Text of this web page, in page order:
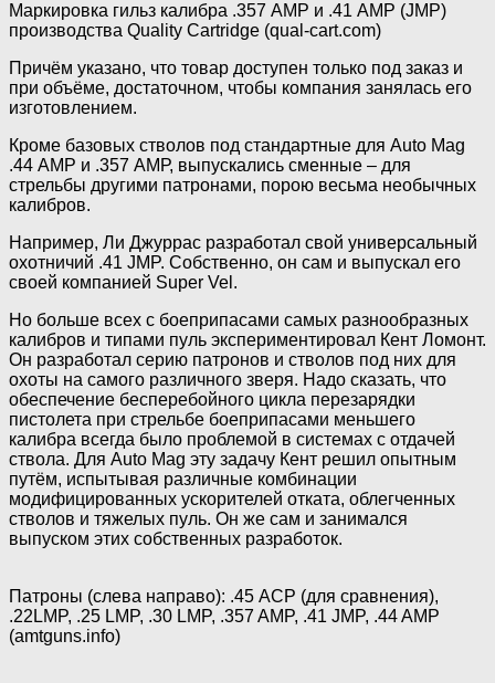
Маркировка гильз калибра .357 AMP и .41 АМР (JMP)
производства Quality Cartridge (qual-cart.com)
Причём указано, что товар доступен только под заказ и
при объёме, достаточном, чтобы компания занялась его
изготовлением.
Кроме базовых стволов под стандартные для Auto Mag
.44 АМР и .357 АМР, выпускались сменные – для
стрельбы другими патронами, порою весьма необычных
калибров.
Например, Ли Джуррас разработал свой универсальный
охотничий .41 JMP. Собственно, он сам и выпускал его
своей компанией Super Vel.
Но больше всех с боеприпасами самых разнообразных
калибров и типами пуль экспериментировал Кент Ломонт.
Он разработал серию патронов и стволов под них для
охоты на самого различного зверя. Надо сказать, что
обеспечение бесперебойного цикла перезарядки
пистолета при стрельбе боеприпасами меньшего
калибра всегда было проблемой в системах с отдачей
ствола. Для Auto Mag эту задачу Кент решил опытным
путём, испытывая различные комбинации
модифицированных ускорителей отката, облегченных
стволов и тяжелых пуль. Он же сам и занимался
выпуском этих собственных разработок.
Патроны (слева направо): .45 АСР (для сравнения),
.22LMP, .25 LMP, .30 LMP, .357 AMP, .41 JMP, .44 AMP
(amtguns.info)